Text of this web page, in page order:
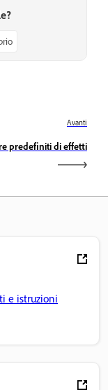
Avanti
predefiniti di effetti
e istruzioni